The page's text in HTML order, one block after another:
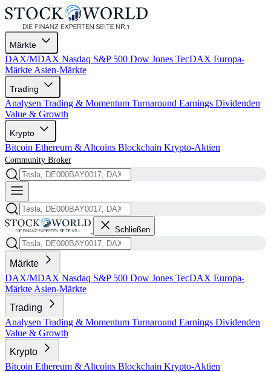
Märkte
DAX/MDAX Nasdaq S&P 500 Dow Jones TecDAX Europa-
Märkte Asien-Märkte
Trading
Analysen Trading & Momentum Turnaround Earnings Dividenden
Value & Growth
Krypto
Bitcoin Ethereum & Altcoins Blockchain Krypto-Aktien
Community Broker
Schließen
Märkte
DAX/MDAX Nasdaq S&P 500 Dow Jones TecDAX Europa-
Märkte Asien-Märkte
Trading
Analysen Trading & Momentum Turnaround Earnings Dividenden
Value & Growth
Krypto
Bitcoin Ethereum & Altcoins Blockchain Krypto-Aktien